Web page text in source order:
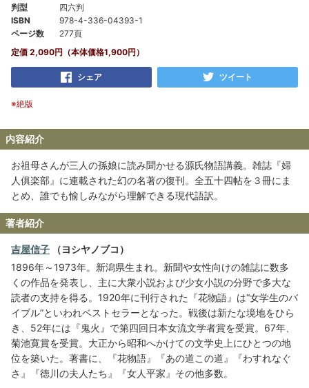
判型
四六判
ISBN
978-4-336-04393-1
ページ数
277頁
定価 2,090円（本体価格1,900円）
シェア ツイート
※絶版
内容紹介
お祖母さんが三人の孫娘に読み聞かせる源氏物語講義。雑誌『婦
人俱楽部』に連載された幻の名著の復刊。全五十四帖を３冊にま
とめ、誰でも愉しみながら理解できる現代語訳。
著者紹介
吉屋信子 （ヨシヤノブコ）
1896年～1973年。新潟県生まれ。新聞や女性向けの雑誌に数多
くの作品を発表し、主に大衆小説および少女小説の分野で多大な
読者の支持を得る。1920年に刊行された『花物語』は“女学生のバ
イブル”といわれベストセラーとなった。戦後は新たな境地をひら
き、52年には『鬼火』で第四回日本女流文学者賞を受賞。67年、
菊池寛賞を受賞。大正から昭和へかけての文学史上にひとつの地
位を築いた。著書に、『花物語』『あの道この道』『わすれなぐ
さ』『徳川の夫人たち』『女人平家』その他多数。